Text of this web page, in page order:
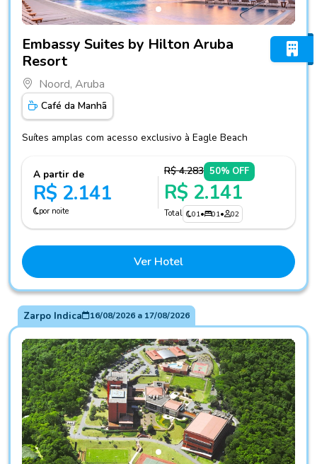
Fotos do hotel Embassy Suites by Hilton Aruba Resort
Embassy Suites by Hilton Aruba
Resort
Noord, Aruba
Café da Manhã
Suítes amplas com acesso exclusivo à Eagle Beach
A partir de
R$ 2.141
por noite
R$ 4.283 50% OFF
R$ 2.141
Total 01• 01• 02
Ver Hotel
Zarpo Indica 16/08/2026a 17/08/2026